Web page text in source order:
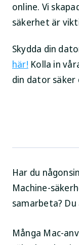
online. Vi
säkerhet är
Skydda din
här! Kolla in
din dator säker
Har du
Machine-
samarbeta?
Många Mac-